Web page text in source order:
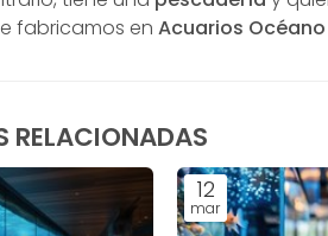
fabricamos enAcuarios
RELACIONADAS
12
mar